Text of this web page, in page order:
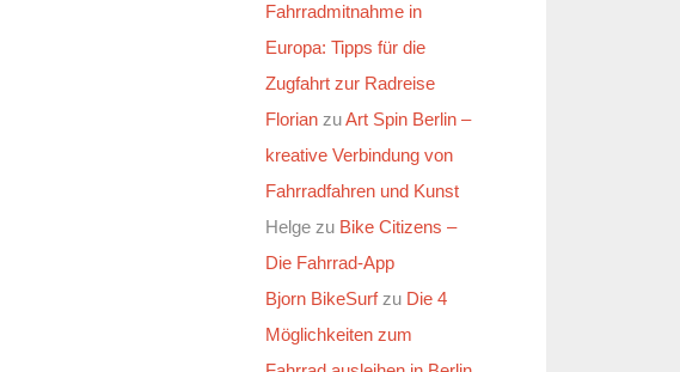
Fahrradmitnahme in
Europa: Tipps für die
Zugfahrt zur Radreise
FlorianzuArt Spin Berlin –
kreative Verbindung von
Fahrradfahren und Kunst
Helgezu Bike Citizens –
Die Fahrrad-App
Bjorn BikeSurfzu Die 4
Möglichkeiten zum